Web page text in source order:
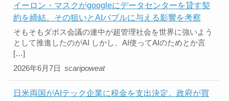
イーロン・マスクがgoogleにデータセンターを貸す契
約を締結。その狙いとAIバブルに与える影響を考察
2026年6月7日
そもそもダボス会議の連中が超管理社会を世界に強いよう
として推進したのがAI しかし、AI使ってAIのためとか言
[…]
scaripoweat
日米両国がAIテック企業に税金を支出決定。政府が買